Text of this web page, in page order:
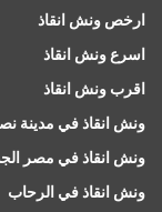
ارخص ونش انقاذ
اسرع ونش انقاذ
اقرب ونش انقاذ
ونش انقاذ في مدينة
ونش انقاذ في مصر
ونش انقاذ في الرحاب